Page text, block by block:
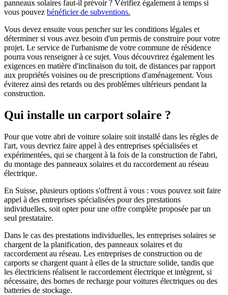
panneaux solaires faut-il prévoir ? Vérifiez également à temps si
vous pouvez bénéficier de subventions.
Vous devez ensuite vous pencher sur les conditions légales et
déterminer si vous avez besoin d'un permis de construire pour votre
projet. Le service de l'urbanisme de votre commune de résidence
pourra vous renseigner à ce sujet. Vous découvrirez également les
exigences en matière d'inclinaison du toit, de distances par rapport
aux propriétés voisines ou de prescriptions d'aménagement. Vous
éviterez ainsi des retards ou des problèmes ultérieurs pendant la
construction.
Qui installe un carport solaire ?
Pour que votre abri de voiture solaire soit installé dans les règles de
l'art, vous devriez faire appel à des entreprises spécialisées et
expérimentées, qui se chargent à la fois de la construction de l'abri,
du montage des panneaux solaires et du raccordement au réseau
électrique.
En Suisse, plusieurs options s'offrent à vous : vous pouvez soit faire
appel à des entreprises spécialisées pour des prestations
individuelles, soit opter pour une offre complète proposée par un
seul prestataire.
Dans le cas des prestations individuelles, les entreprises solaires se
chargent de la planification, des panneaux solaires et du
raccordement au réseau. Les entreprises de construction ou de
carports se chargent quant à elles de la structure solide, tandis que
les électriciens réalisent le raccordement électrique et intègrent, si
nécessaire, des bornes de recharge pour voitures électriques ou des
batteries de stockage.